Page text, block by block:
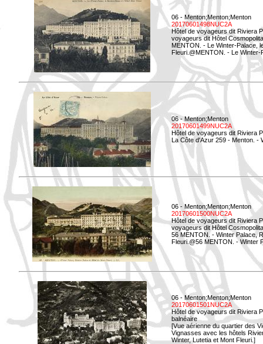
06 - Menton;Menton;Menton
20170601498NUC2A
Hôtel de voyageurs dit Riviera
voyageurs dit Hôtel
MENTON. - Le Winter-Palace,
Fleuri.@MENTON. - Le
06 - Menton;Menton
20170601499NUC2A
Hôtel de voyageurs dit Riviera
La Côte d'Azur 259 - Menton. -
06 - Menton;Menton;Menton
20170601500NUC2A
Hôtel de voyageurs dit Riviera
voyageurs dit Hôtel
56 MENTON. - Winter Palace,
Fleuri.@56 MENTON. - Winter
06 - Menton;Menton;Menton
20170601501NUC2A
Hôtel de voyageurs dit Riviera
balnéaire
[Vue aérienne du quartier des
Vignasses avec les hôtels
Winter, Lutetia et Mont Fleuri.]